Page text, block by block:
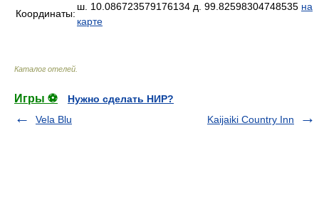
Координаты:
ш. 10.086723579176134 д. 99.82598304748535 на
карте
Каталог отелей
Игры ⚽
Нужно сделать НИР?
Vela Blu
Kaijaiki Country Inn